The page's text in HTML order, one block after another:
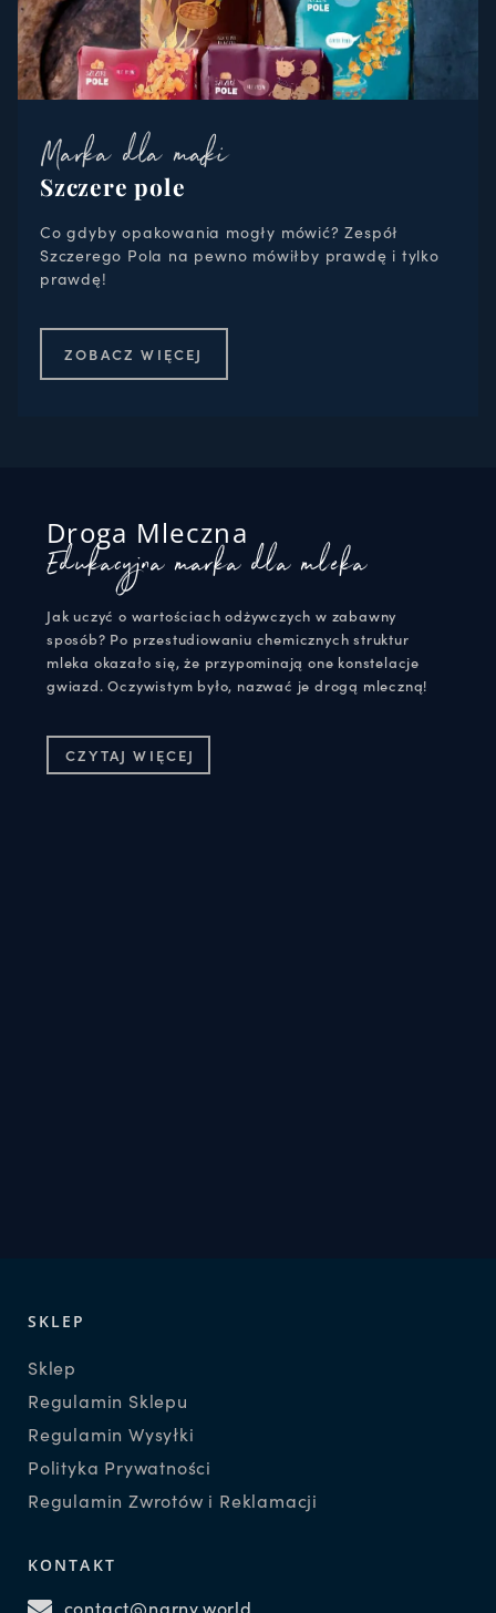
Marka dla mąki
Szczere pole
Co gdyby opakowania mogły mówić? Zespół
Szczerego Pola na pewno mówiłby prawdę i tylko
prawdę!
ZOBACZ WIĘCEJ
Droga Mleczna
Edukacyjna marka dla mleka
Jak uczyć o wartościach odżywczych w zabawny
sposób? Po przestudiowaniu chemicznych struktur
mleka okazało się, że przypominają one konstelacje
gwiazd. Oczywistym było, nazwać je drogą mleczną!
CZYTAJ WIĘCEJ
SKLEP
Sklep
Regulamin Sklepu
Regulamin Wysyłki
Polityka Prywatności
Regulamin Zwrotów i Reklamacji
KONTAKT
contact@narny.world